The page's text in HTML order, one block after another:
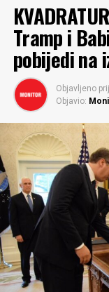
Tramp i
pobijedi na
Objavljeno
Objavio: